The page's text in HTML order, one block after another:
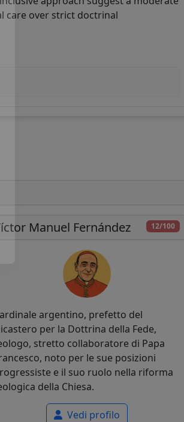
care over strict doctrinal
12/100
Manuel Fernández
argentino, prefetto del
per la Dottrina della Fede,
stretto collaboratore di Papa
noto per le sue posizioni
e il suo ruolo nella riforma
della Chiesa.
Vedi profilo